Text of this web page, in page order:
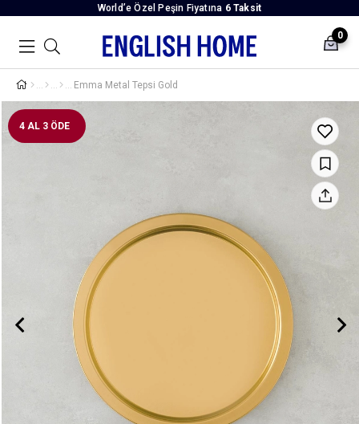
World’e Özel Peşin Fiyatına 6 Taksit
0
Emma Metal Tepsi Gold
4 AL 3 ÖDE